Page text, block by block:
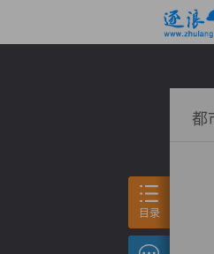
都
目录